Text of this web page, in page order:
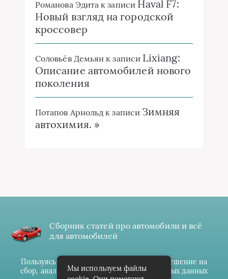
Романова Эдита к записи Haval F7:
Новый взгляд на городской
кроссовер
Соловьёв Демьян к записи Lixiang:
Описание автомобилей нового
поколения
Потапов Арнольд к записи Зимняя
автохимия. »
Сборник статей про автомобили и всё
для автомобилей
Пользуясь данным ресурсом вы даёте разрешение на
сбор, анализ и хранение своих персональных данных
Мы используем файлы